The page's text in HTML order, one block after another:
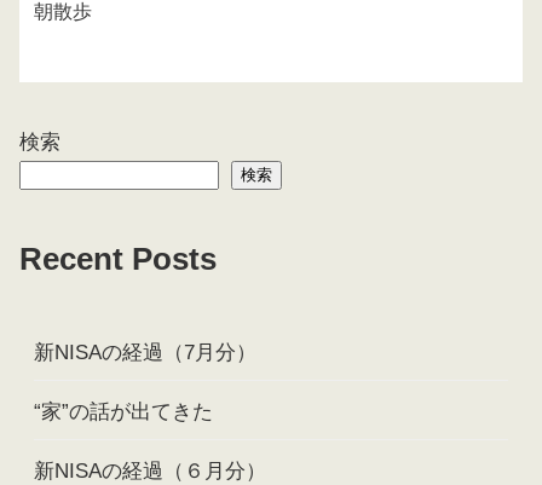
朝散歩
検索
検索
Recent Posts
新NISAの経過（7月分）
“家”の話が出てきた
新NISAの経過（６月分）